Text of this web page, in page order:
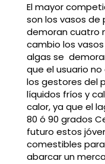
El mayor
son los vasos de
demoran cuatro
cambio los
algas se
que el usuario
los gestores del
líquidos fríos y
calor, ya que el
80 ó 90 grados
futuro estos
comestibles
abarcar un